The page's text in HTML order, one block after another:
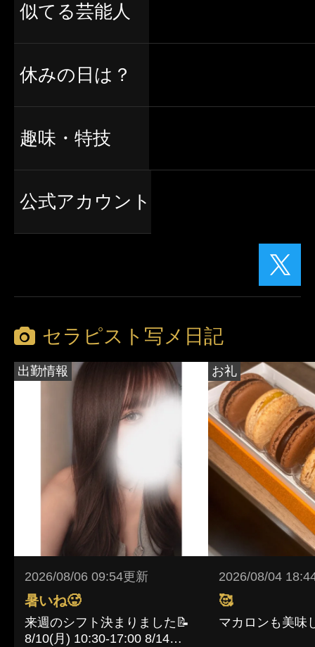
似てる芸能人
休みの日は？
趣味・特技
公式アカウント
セラピスト写メ日記
出勤情報
2026/08/06 09:54更新
暑いね🥵
来週のシフト決まりました📝
8/10(月) 10:30-17:00 8/14
お礼
2026/08/04
🥰
マカロンも美味